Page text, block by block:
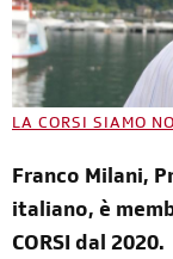
LA CORSI SIAMO
Franco Milani,
italiano, è
CORSI dal 2020.